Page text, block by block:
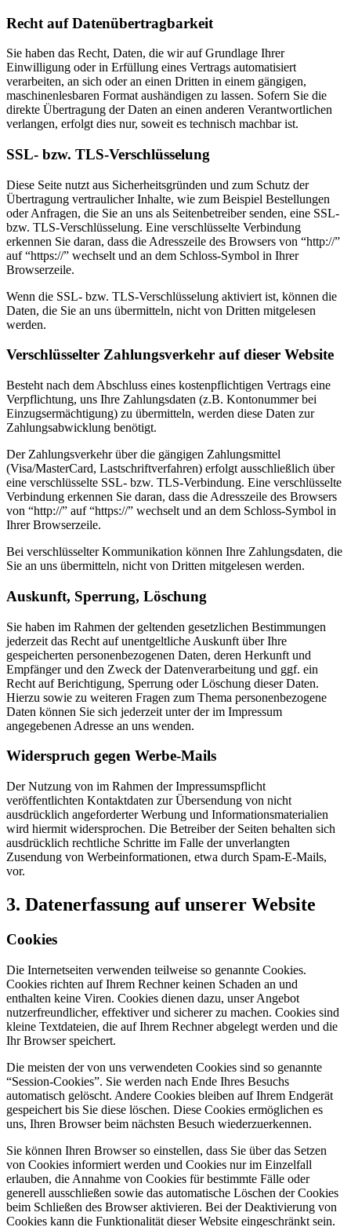
Recht auf Datenübertragbarkeit
Sie haben das Recht, Daten, die wir auf Grundlage Ihrer
Einwilligung oder in Erfüllung eines Vertrags automatisiert
verarbeiten, an sich oder an einen Dritten in einem gängigen,
maschinenlesbaren Format aushändigen zu lassen. Sofern Sie die
direkte Übertragung der Daten an einen anderen Verantwortlichen
verlangen, erfolgt dies nur, soweit es technisch machbar ist.
SSL- bzw. TLS-Verschlüsselung
Diese Seite nutzt aus Sicherheitsgründen und zum Schutz der
Übertragung vertraulicher Inhalte, wie zum Beispiel Bestellungen
oder Anfragen, die Sie an uns als Seitenbetreiber senden, eine SSL-
bzw. TLS-Verschlüsselung. Eine verschlüsselte Verbindung
erkennen Sie daran, dass die Adresszeile des Browsers von “http://”
auf “https://” wechselt und an dem Schloss-Symbol in Ihrer
Browserzeile.
Wenn die SSL- bzw. TLS-Verschlüsselung aktiviert ist, können die
Daten, die Sie an uns übermitteln, nicht von Dritten mitgelesen
werden.
Verschlüsselter Zahlungsverkehr auf dieser Website
Besteht nach dem Abschluss eines kostenpflichtigen Vertrags eine
Verpflichtung, uns Ihre Zahlungsdaten (z.B. Kontonummer bei
Einzugsermächtigung) zu übermitteln, werden diese Daten zur
Zahlungsabwicklung benötigt.
Der Zahlungsverkehr über die gängigen Zahlungsmittel
(Visa/MasterCard, Lastschriftverfahren) erfolgt ausschließlich über
eine verschlüsselte SSL- bzw. TLS-Verbindung. Eine verschlüsselte
Verbindung erkennen Sie daran, dass die Adresszeile des Browsers
von “http://” auf “https://” wechselt und an dem Schloss-Symbol in
Ihrer Browserzeile.
Bei verschlüsselter Kommunikation können Ihre Zahlungsdaten, die
Sie an uns übermitteln, nicht von Dritten mitgelesen werden.
Auskunft, Sperrung, Löschung
Sie haben im Rahmen der geltenden gesetzlichen Bestimmungen
jederzeit das Recht auf unentgeltliche Auskunft über Ihre
gespeicherten personenbezogenen Daten, deren Herkunft und
Empfänger und den Zweck der Datenverarbeitung und ggf. ein
Recht auf Berichtigung, Sperrung oder Löschung dieser Daten.
Hierzu sowie zu weiteren Fragen zum Thema personenbezogene
Daten können Sie sich jederzeit unter der im Impressum
angegebenen Adresse an uns wenden.
Widerspruch gegen Werbe-Mails
Der Nutzung von im Rahmen der Impressumspflicht
veröffentlichten Kontaktdaten zur Übersendung von nicht
ausdrücklich angeforderter Werbung und Informationsmaterialien
wird hiermit widersprochen. Die Betreiber der Seiten behalten sich
ausdrücklich rechtliche Schritte im Falle der unverlangten
Zusendung von Werbeinformationen, etwa durch Spam-E-Mails,
vor.
3. Datenerfassung auf unserer Website
Cookies
Die Internetseiten verwenden teilweise so genannte Cookies.
Cookies richten auf Ihrem Rechner keinen Schaden an und
enthalten keine Viren. Cookies dienen dazu, unser Angebot
nutzerfreundlicher, effektiver und sicherer zu machen. Cookies sind
kleine Textdateien, die auf Ihrem Rechner abgelegt werden und die
Ihr Browser speichert.
Die meisten der von uns verwendeten Cookies sind so genannte
“Session-Cookies”. Sie werden nach Ende Ihres Besuchs
automatisch gelöscht. Andere Cookies bleiben auf Ihrem Endgerät
gespeichert bis Sie diese löschen. Diese Cookies ermöglichen es
uns, Ihren Browser beim nächsten Besuch wiederzuerkennen.
Sie können Ihren Browser so einstellen, dass Sie über das Setzen
von Cookies informiert werden und Cookies nur im Einzelfall
erlauben, die Annahme von Cookies für bestimmte Fälle oder
generell ausschließen sowie das automatische Löschen der Cookies
beim Schließen des Browser aktivieren. Bei der Deaktivierung von
Cookies kann die Funktionalität dieser Website eingeschränkt sein.